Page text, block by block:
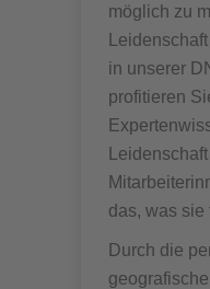
möglich zu
in unserer
profitieren
das, was sie
Durch die